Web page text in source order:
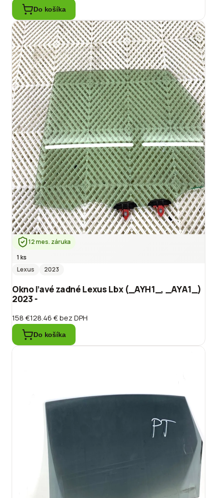
Do košíka
12 mes. záruka
1 ks
Lexus
2023
Okno ľavé zadné Lexus Lbx (_AYH1_, _AYA1_)
2023 -
158 €128.46 €bez DPH
Do košíka